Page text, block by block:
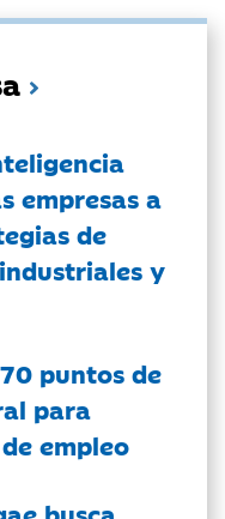
empresas a
de
y
puntos de
para
empleo